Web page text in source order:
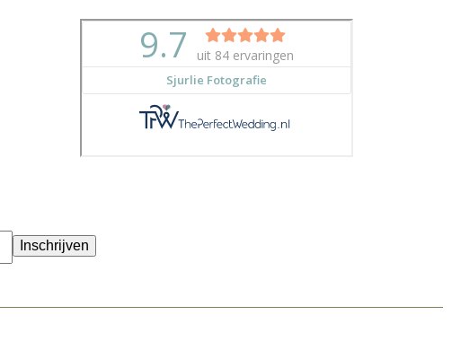
Inschrijven